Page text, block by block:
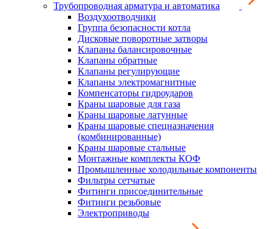
Трубопроводная арматура и автоматика
Воздухоотводчики
Группа безопасности котла
Дисковые поворотные затворы
Клапаны балансировочные
Клапаны обратные
Клапаны регулирующие
Клапаны электромагнитные
Компенсаторы гидроударов
Краны шаровые для газа
Краны шаровые латунные
Краны шаровые спецназначения
(комбинированные)
Краны шаровые стальные
Монтажные комплекты КОФ
Промышленные холодильные компоненты
Фильтры сетчатые
Фитинги присоединительные
Фитинги резьбовые
Электроприводы